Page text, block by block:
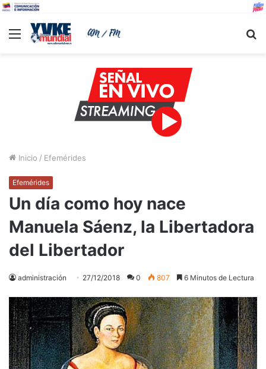
Menu
Inicio / Efemérides
Efemérides
Un día como hoy nace
Manuela Sáenz, la Libertadora
del Libertador
administración 27/12/2018 0 807 6 Minutos de Lectura